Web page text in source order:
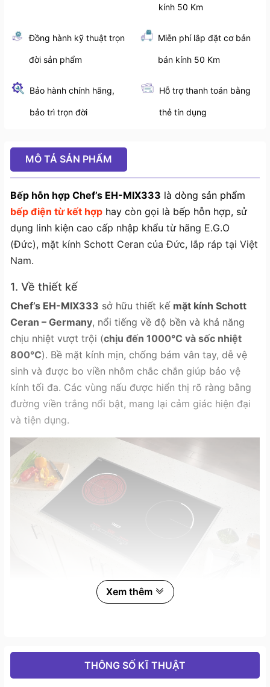
kính 50 Km
Đồng hành kỹ thuật trọn
đời sản phẩm
Miễn phí lắp đặt cơ bản
bán kính 50 Km
Bảo hành chính hãng,
bảo trì trọn đời
Hỗ trợ thanh toán bằng
thẻ tín dụng
MÔ TẢ SẢN PHẨM
Bếp hỗn hợp Chef’s EH-MIX333 là dòng sản phẩm
bếp điện từ kết hợp hay còn gọi là bếp hỗn hợp, sử
dụng linh kiện cao cấp nhập khẩu từ hãng E.G.O
(Đức), mặt kính Schott Ceran của Đức, lắp ráp tại Việt
Nam.
1. Về thiết kế
Chef’s EH-MIX333 sở hữu thiết kế mặt kính Schott
Ceran – Germany, nổi tiếng về độ bền và khả năng
chịu nhiệt vượt trội (chịu đến 1000°C và sốc nhiệt
800°C). Bề mặt kính mịn, chống bám vân tay, dễ vệ
sinh và được bo viền nhôm chắc chắn giúp bảo vệ
kính tối đa. Các vùng nấu được hiển thị rõ ràng bằng
đường viền trắng nổi bật, mang lại cảm giác hiện đại
và tiện dụng.
2. Về công suất
Bếp từ Chef’s
Xem thêm
THÔNG SỐ KĨ THUẬT